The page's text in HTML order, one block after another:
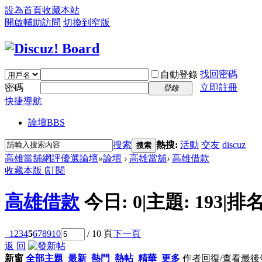
設為首頁收藏本站
開啟輔助訪問 切換到窄版
自動登錄 找回密碼
密碼
登錄
立即註冊
快捷導航
論壇BBS
搜索 搜索 熱搜: 活動 交友 discuz
高雄當舖網評優選論壇»論壇 › 高雄當舖› 高雄借款
收藏本版 |訂閱
高雄借款 今日: 0|主題: 193|排
1 2345678910 / 10 頁下一頁
返 回
新窗 全部主題 最新 熱門 熱帖 精華 更多 作者回復/查看最後